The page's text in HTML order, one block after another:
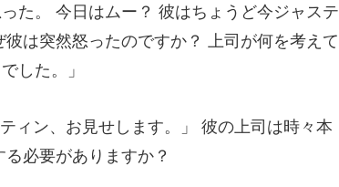
ど今ジャステ
彼は突然怒ったので
お見せします。」 彼の上司は時々本